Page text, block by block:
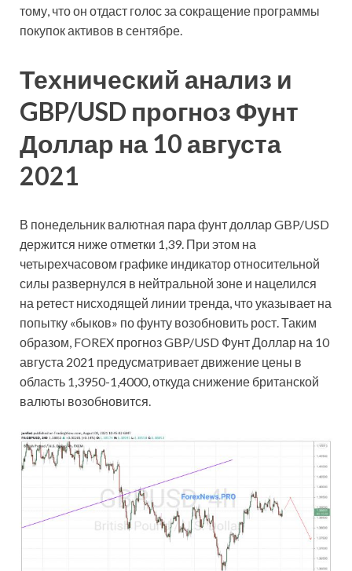
тому, что он отдаст голос за сокращение программы
покупок активов в сентябре.
Технический анализ и
GBP/USD прогноз Фунт
Доллар на 10 августа
2021
В понедельник валютная пара фунт доллар GBP/USD
держится ниже отметки 1,39. При этом на
четырехчасовом графике индикатор относительной
силы развернулся в нейтральной зоне и нацелился
на ретест нисходящей линии тренда, что указывает на
попытку «быков» по фунту возобновить рост. Таким
образом, FOREX прогноз GBP/USD Фунт Доллар на 10
августа 2021 предусматривает движение цены в
область 1,3950-1,4000, откуда снижение британской
валюты возобновится.